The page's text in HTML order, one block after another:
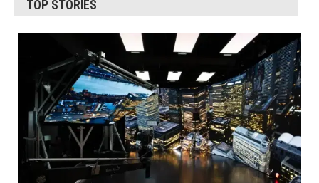
TOP STORIES